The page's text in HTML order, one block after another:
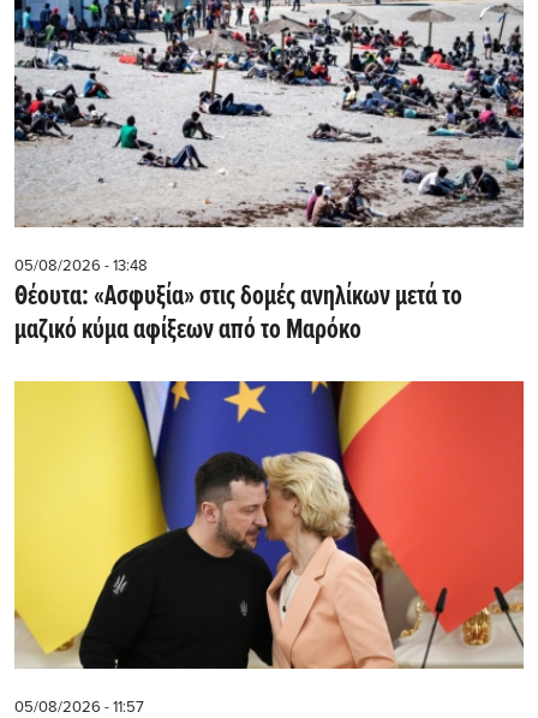
05/08/2026 - 13:48
Θέουτα: «Ασφυξία» στις δομές ανηλίκων μετά το
μαζικό κύμα αφίξεων από το Μαρόκο
05/08/2026 - 11:57